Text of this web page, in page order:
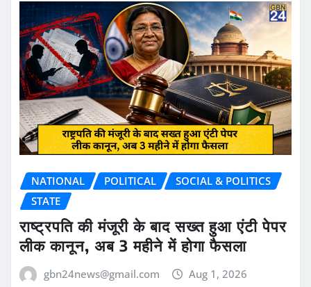
NATIONAL POLITICAL
SOCIAL & POLITICS
STATE
राष्ट्रपति की मंजूरी के बाद सख्त हुआ एंटी पेपर
लीक कानून, अब 3 महीने में होगा फैसला
gbn24news@gmail.com Aug 1, 2026